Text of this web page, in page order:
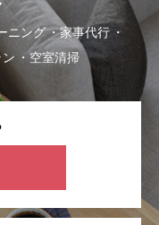
ニング
家事代行
空室清掃